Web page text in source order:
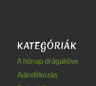
KATEGÓRIÁK
A hónap drágaköve
Ajándékozás